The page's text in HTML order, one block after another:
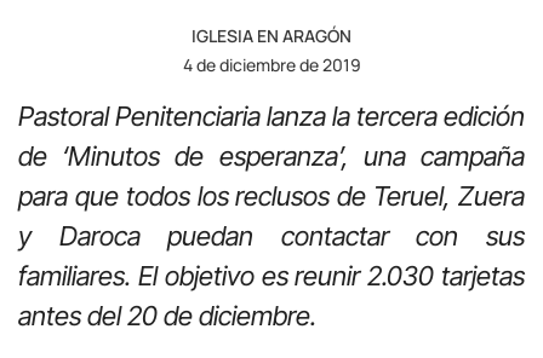
IGLESIA EN ARAGÓN
4 de diciembre de 2019
Pastoral Penitenciaria lanza la tercera edición
de ‘Minutos de esperanza’, una campaña
para que todos los reclusos de Teruel, Zuera
y Daroca puedan contactar con sus
familiares. El objetivo es reunir 2.030 tarjetas
antes del 20 de diciembre.